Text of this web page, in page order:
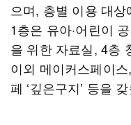
으며, 층별 이용 대
1층은 유아·어린이
을 위한 자료실, 4층
이외 메이커스페이
페 ‘깊은구지’ 등을